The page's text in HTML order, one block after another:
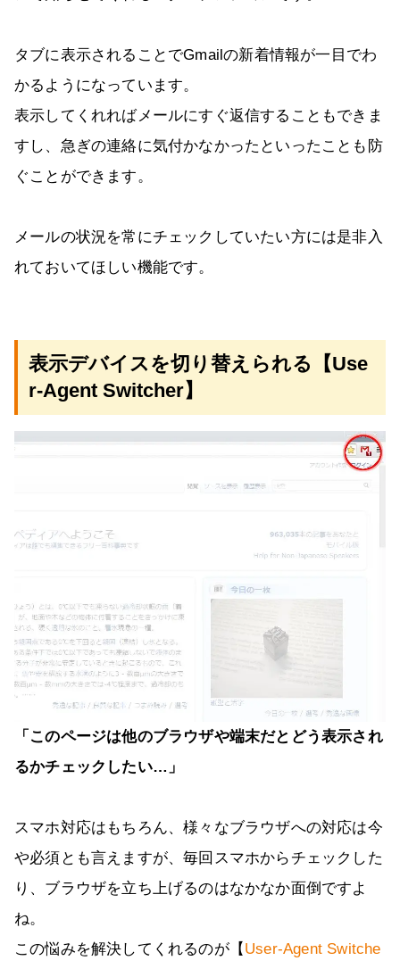
タブに表示されることでGmailの新着情報が一目でわ
かるようになっています。
表示してくれればメールにすぐ返信することもできま
すし、急ぎの連絡に気付かなかったといったことも防
ぐことができます。
メールの状況を常にチェックしていたい方には是非入
れておいてほしい機能です。
表示デバイスを切り替えられる【Use
r-Agent Switcher】
「このページは他のブラウザや端末だとどう表示され
るかチェックしたい…」
スマホ対応はもちろん、様々なブラウザへの対応は今
や必須とも言えますが、毎回スマホからチェックした
り、ブラウザを立ち上げるのはなかなか面倒ですよ
ね。
この悩みを解決してくれるのが【 User-Agent Switche